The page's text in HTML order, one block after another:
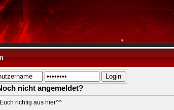
nicht angemeldet?
richtig aus hier^^